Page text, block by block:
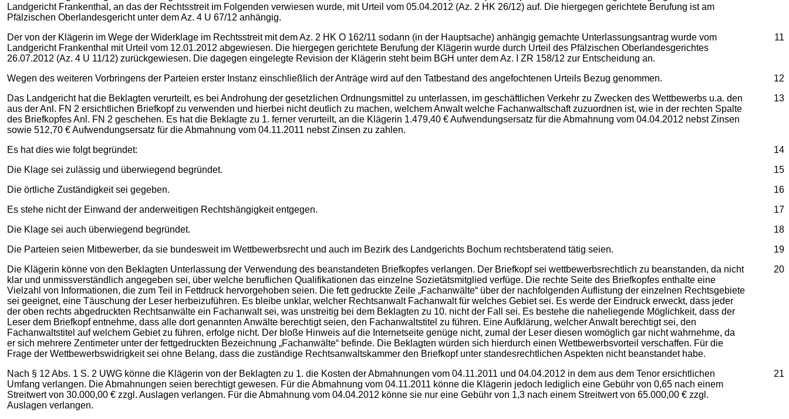
Landgericht Frankenthal, an das der Rechtsstreit im Folgenden verwiesen wurde, mit Urteil vom 05.04.2012 (Az. 2 HK 26/12) auf. Die hiergegen gerichtete Berufung ist am
Pfälzischen Oberlandesgericht unter dem Az. 4 U 67/12 anhängig.
11
Der von der Klägerin im Wege der Widerklage im Rechtsstreit mit dem Az. 2 HK O 162/11 sodann (in der Hauptsache) anhängig gemachte Unterlassungsantrag wurde vom
Landgericht Frankenthal mit Urteil vom 12.01.2012 abgewiesen. Die hiergegen gerichtete Berufung der Klägerin wurde durch Urteil des Pfälzischen Oberlandesgerichtes
26.07.2012 (Az. 4 U 11/12) zurückgewiesen. Die dagegen eingelegte Revision der Klägerin steht beim BGH unter dem Az. I ZR 158/12 zur Entscheidung an.
12
Wegen des weiteren Vorbringens der Parteien erster Instanz einschließlich der Anträge wird auf den Tatbestand des angefochtenen Urteils Bezug genommen.
13
Das Landgericht hat die Beklagten verurteilt, es bei Androhung der gesetzlichen Ordnungsmittel zu unterlassen, im geschäftlichen Verkehr zu Zwecken des Wettbewerbs u.a. den
aus der Anl. FN 2 ersichtlichen Briefkopf zu verwenden und hierbei nicht deutlich zu machen, welchem Anwalt welche Fachanwaltschaft zuzuordnen ist, wie in der rechten Spalte
des Briefkopfes Anl. FN 2 geschehen. Es hat die Beklagte zu 1. ferner verurteilt, an die Klägerin 1.479,40 € Aufwendungsersatz für die Abmahnung vom 04.04.2012 nebst Zinsen
sowie 512,70 € Aufwendungsersatz für die Abmahnung vom 04.11.2011 nebst Zinsen zu zahlen.
14
Es hat dies wie folgt begründet:
15
Die Klage sei zulässig und überwiegend begründet.
16
Die örtliche Zuständigkeit sei gegeben.
17
Es stehe nicht der Einwand der anderweitigen Rechtshängigkeit entgegen.
18
Die Klage sei auch überwiegend begründet.
19
Die Parteien seien Mitbewerber, da sie bundesweit im Wettbewerbsrecht und auch im Bezirk des Landgerichts Bochum rechtsberatend tätig seien.
20
Die Klägerin könne von den Beklagten Unterlassung der Verwendung des beanstandeten Briefkopfes verlangen. Der Briefkopf sei wettbewerbsrechtlich zu beanstanden, da nicht
klar und unmissverständlich angegeben sei, über welche beruflichen Qualifikationen das einzelne Sozietätsmitglied verfüge. Die rechte Seite des Briefkopfes enthalte eine
Vielzahl von Informationen, die zum Teil in Fettdruck hervorgehoben seien. Die fett gedruckte Zeile „Fachanwälte“ über der nachfolgenden Auflistung der einzelnen Rechtsgebiete
sei geeignet, eine Täuschung der Leser herbeizuführen. Es bleibe unklar, welcher Rechtsanwalt Fachanwalt für welches Gebiet sei. Es werde der Eindruck erweckt, dass jeder
der oben rechts abgedruckten Rechtsanwälte ein Fachanwalt sei, was unstreitig bei dem Beklagten zu 10. nicht der Fall sei. Es bestehe die naheliegende Möglichkeit, dass der
Leser dem Briefkopf entnehme, dass alle dort genannten Anwälte berechtigt seien, den Fachanwaltstitel zu führen. Eine Aufklärung, welcher Anwalt berechtigt sei, den
Fachanwaltstitel auf welchem Gebiet zu führen, erfolge nicht. Der bloße Hinweis auf die Internetseite genüge nicht, zumal der Leser diesen womöglich gar nicht wahrnehme, da
er sich mehrere Zentimeter unter der fettgedruckten Bezeichnung „Fachanwälte“ befinde. Die Beklagten würden sich hierdurch einen Wettbewerbsvorteil verschaffen. Für die
Frage der Wettbewerbswidrigkeit sei ohne Belang, dass die zuständige Rechtsanwaltskammer den Briefkopf unter standesrechtlichen Aspekten nicht beanstandet habe.
21
Nach § 12 Abs. 1 S. 2 UWG könne die Klägerin von der Beklagten zu 1. die Kosten der Abmahnungen vom 04.11.2011 und 04.04.2012 in dem aus dem Tenor ersichtlichen
Umfang verlangen. Die Abmahnungen seien berechtigt gewesen. Für die Abmahnung vom 04.11.2011 könne die Klägerin jedoch lediglich eine Gebühr von 0,65 nach einem
Streitwert von 30.000,00 € zzgl. Auslagen verlangen. Für die Abmahnung vom 04.04.2012 könne sie nur eine Gebühr von 1,3 nach einem Streitwert von 65.000,00 € zzgl.
Auslagen verlangen.